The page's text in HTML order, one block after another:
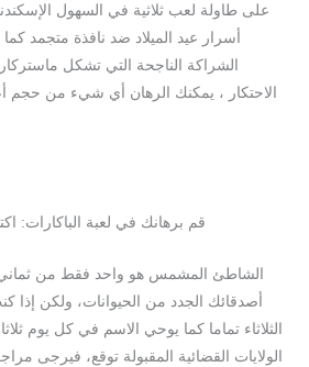
على طاولة لعب ثلاثية في السهول
أسرار عيد الميلاد ضد نافذة متجمد
الشراكة الناجحة التي تشكل
الاحتكار ، يمكنك الرهان أي شيء من حجم
قم برهانك في لعبة الباكارات:
الشاطئ المشمس هو واحد فقط من ثماني
أصدقائك الجدد من الحيوانات، ولكن
الثلاثاء تماما كما يوحي الاسم في كل يوم
الولايات القضائية المقبولة توقع، فيرجى